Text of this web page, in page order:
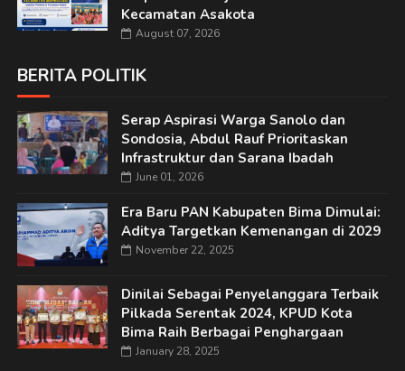
Kecamatan Asakota
August 07, 2026
BERITA POLITIK
Serap Aspirasi Warga Sanolo dan
Sondosia, Abdul Rauf Prioritaskan
Infrastruktur dan Sarana Ibadah
June 01, 2026
Era Baru PAN Kabupaten Bima Dimulai:
Aditya Targetkan Kemenangan di 2029
November 22, 2025
Dinilai Sebagai Penyelanggara Terbaik
Pilkada Serentak 2024, KPUD Kota
Bima Raih Berbagai Penghargaan
January 28, 2025